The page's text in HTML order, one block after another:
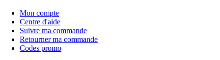
Mon compte
Centre d'aide
Suivre ma commande
Retourner ma commande
Codes promo